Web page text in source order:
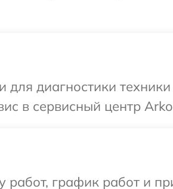
для диагностики
в сервисный центр
работ, график работ и